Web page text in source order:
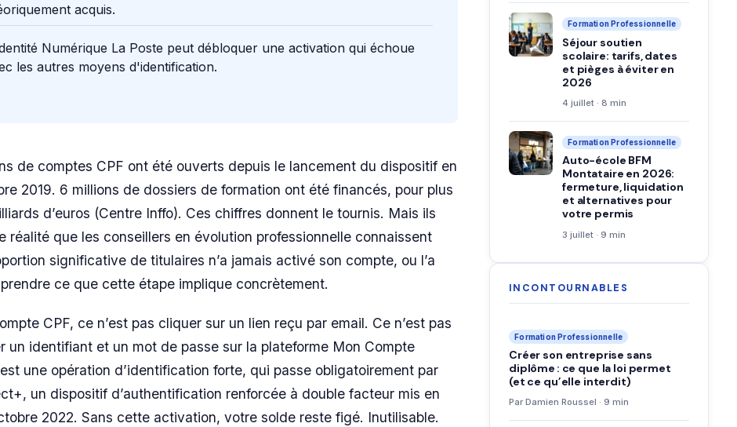
acquis.
Numérique La Poste peut débloquer une activation qui échoue
les autres moyens d'identification.
de comptes CPF ont été ouverts depuis le lancement du dispositif en
2019. 6 millions de dossiers de formation ont été financés, pour plus
d’euros (Centre Inffo). Ces chiffres donnent le tournis. Mais ils
réalité que les conseillers en évolution professionnelle connaissent
significative de titulaires n’a jamais activé son compte, ou l’a
ce que cette étape implique concrètement.
CPF, ce n’est pas cliquer sur un lien reçu par email. Ce n’est pas
un identifiant et un mot de passe sur la plateforme Mon Compte
une opération d’identification forte, qui passe obligatoirement par
un dispositif d’authentification renforcée à double facteur mis en
2022. Sans cette activation, votre solde reste figé. Inutilisable.
Formation Professionnelle
Séjour soutien
scolaire: tarifs, dates
et pièges à éviter en
2026
4 juillet · 8 min
Formation Professionnelle
Auto-école BFM
Montataire en 2026:
fermeture, liquidation
et alternatives pour
votre permis
3 juillet · 9 min
INCONTOURNABLES
Formation Professionnelle
Créer son entreprise sans
diplôme : ce que la loi permet
(et ce qu’elle interdit)
Par Damien Roussel · 9 min